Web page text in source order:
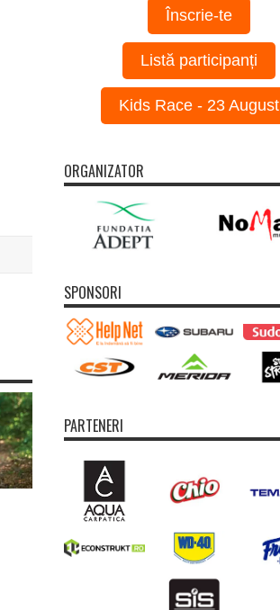
Înscrie-te
Listă participanți
Kids Race - 23 August
ORGANIZATOR
SPONSORI
PARTENERI